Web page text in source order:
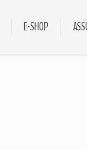
E-SHOP